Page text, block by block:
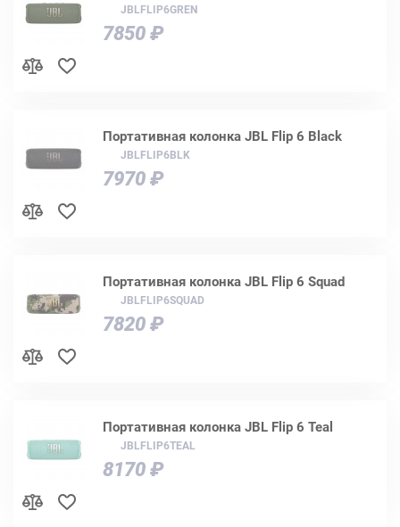
JBLFLIP6GREN
7850 ₽
Портативная колонка JBL Flip 6 Black
JBLFLIP6BLK
7970 ₽
Портативная колонка JBL Flip 6 Squad
JBLFLIP6SQUAD
7820 ₽
Портативная колонка JBL Flip 6 Teal
JBLFLIP6TEAL
8170 ₽